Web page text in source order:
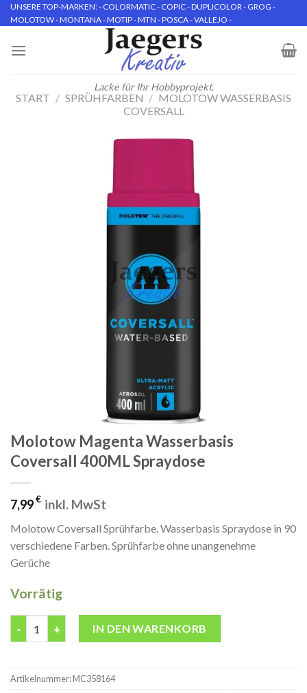
Skip
to
UNSERE TOP-MARKEN: - COLORMATIC - COPIC - DUPLICOLOR - GROG -
MOLOTOW - MONTANA - MOTIP - MTN - POSCA - VALLEJO -
Lacke für Ihr Hobbyprojekt.
START / SPRÜHFARBEN / MOLOTOW WASSERBASIS
COVERSALL
Molotow Magenta Wasserbasis
Coversall 400ML Spraydose
7,99€ inkl. MwSt
Molotow Coversall Sprühfarbe. Wasserbasis Spraydose in 90
verschiedene Farben. Sprühfarbe ohne unangenehme
Gerüche
Vorrätig
IN DEN WARENKORB
Artikelnummer:MC358164